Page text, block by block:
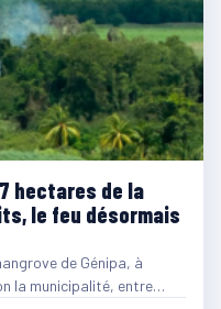
hectares de la
le feu désormais
de Génipa, à
la municipalité, entre…